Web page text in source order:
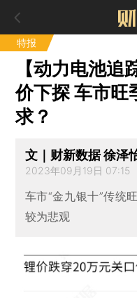
特报
【动力电池
价下探 车市旺
求？
文｜财新数据 徐泽
2023年09月19日 07:15
车市“金九银十”传统
较为悲观